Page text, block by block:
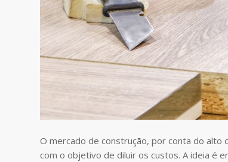
O mercado de construção, por conta do
com o objetivo de diluir os custos. A ideia é